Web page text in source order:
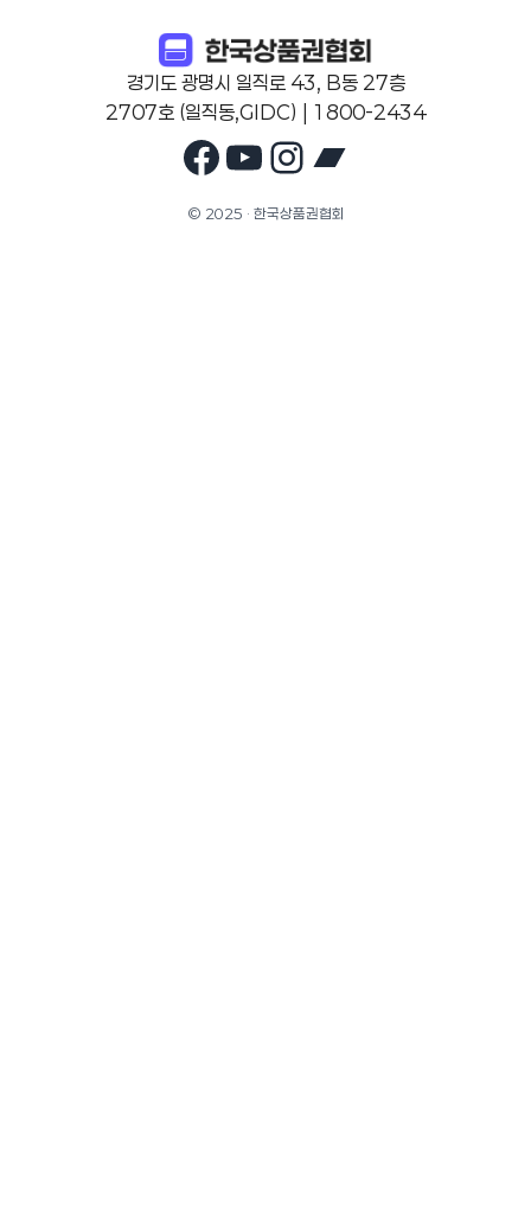
경기도 광명시 일직로 43, B동 27층
2707호 (일직동,GIDC) | 1800-2434
Facebook
YouTube
Instagram
© 2025 · 한국상품권협회